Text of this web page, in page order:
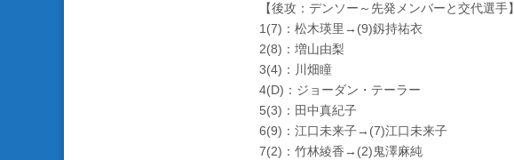
【後攻：デンソー～先発メンバーと交代選手】
1(7)：松木瑛里→(9)釼持祐衣
2(8)：増山由梨
3(4)：川畑瞳
4(D)：ジョーダン・テーラー
5(3)：田中真紀子
6(9)：江口未来子→(7)江口未来子
7(2)：竹林綾香→(2)鬼澤麻純